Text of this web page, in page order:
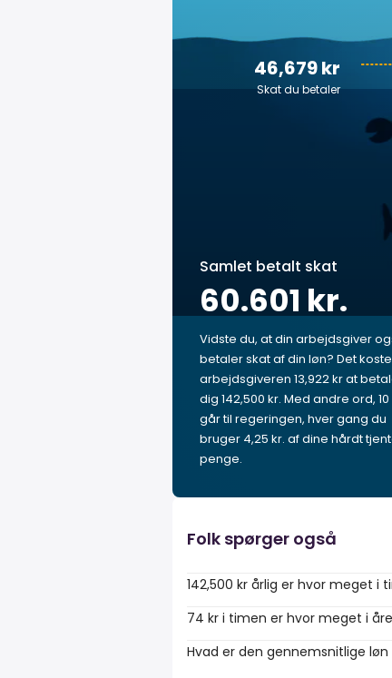
46,679 kr
Skat du betaler
Samlet betalt skat
60.601 kr.
Vidste du, at din arbejdsgiver
betaler skat af din løn? Det
arbejdsgiveren 13,922 kr at
dig 142,500 kr. Med andre ord, 10
går til regeringen, hver gang du
bruger 4,25 kr. af dine hårdt
penge.
Folk spørger også
142,500 kr årlig er hvor meget i
74 kr i timen er hvor meget i
Hvad er den gennemsnitlige løn